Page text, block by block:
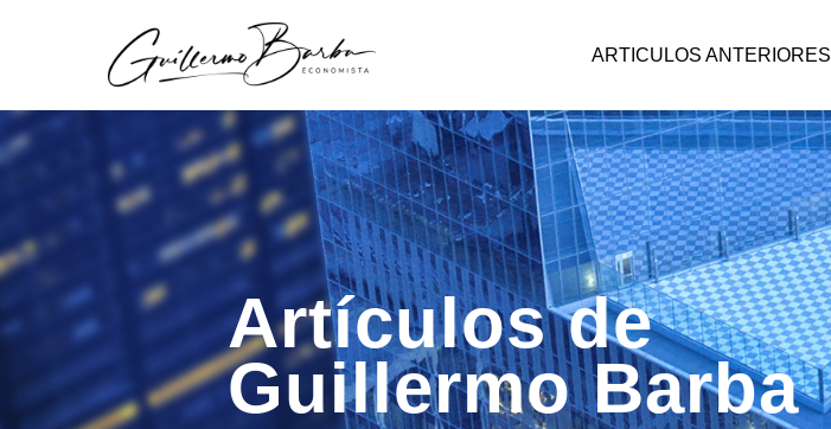
ARTICULOS ANTERIORES
Artículos de
Guillermo Barba